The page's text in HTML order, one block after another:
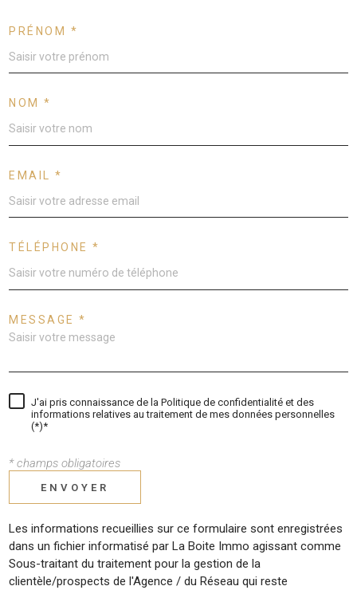
PRÉNOM *
NOM *
EMAIL *
TÉLÉPHONE *
MESSAGE *
J'ai pris connaissance de la Politique de confidentialité et des
informations relatives au traitement de mes données personnelles
(*)*
* champs obligatoires
ENVOYER
Les informations recueillies sur ce formulaire sont enregistrées
dans un fichier informatisé par La Boite Immo agissant comme
Sous-traitant du traitement pour la gestion de la
clientèle/prospects de l'Agence / du Réseau qui reste